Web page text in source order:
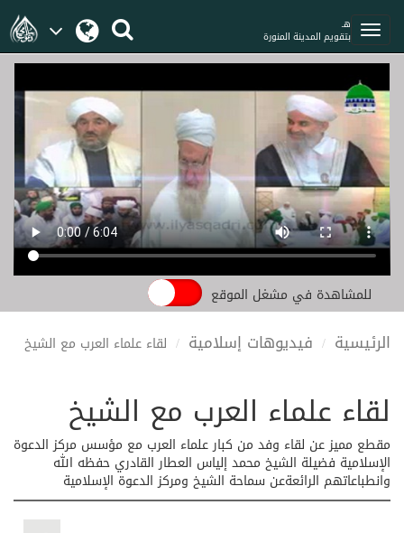
هـ
بتقويم المدينة المنورة
للمشاهدة في مشغل الموقع
الرئيسية فيديوهات إسلامية لقاء علماء العرب مع الشيخ
لقاء علماء العرب مع الشيخ
مقطع مميز عن لقاء وفد من كبار علماء العرب مع مؤسس مركز الدعوة
الإسلامية فضيلة الشيخ محمد إلياس العطار القادري حفظه الله
وانطباعاتهم الرائعةعن سماحة الشيخ ومركز الدعوة الإسلامية